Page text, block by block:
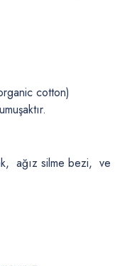
cotton)
ağız silme bezi, ve